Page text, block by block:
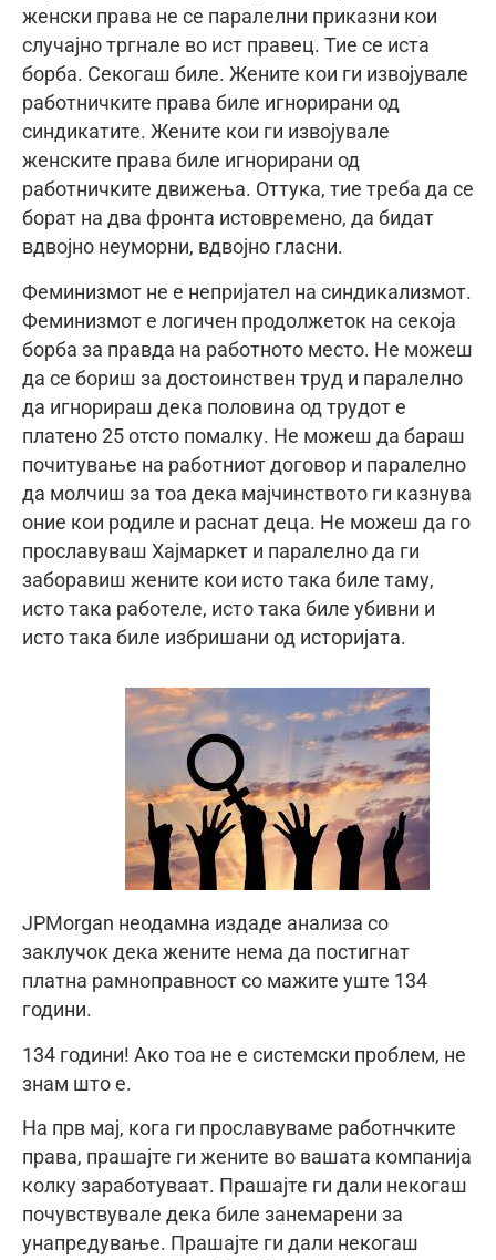
женски права не се паралелни приказни кои
случајно тргнале во ист правец. Тие се иста
борба. Секогаш биле. Жените кои ги извојувале
работничките права биле игнорирани од
синдикатите. Жените кои ги извојувале
женските права биле игнорирани од
работничките движења. Оттука, тие треба да се
борат на два фронта истовремено, да бидат
вдвојно неуморни, вдвојно гласни.
Феминизмот не е непријател на синдикализмот.
Феминизмот е логичен продолжеток на секоја
борба за правда на работното место. Не можеш
да се бориш за достоинствен труд и паралелно
да игнорираш дека половина од трудот е
платено 25 отсто помалку. Не можеш да бараш
почитување на работниот договор и паралелно
да молчиш за тоа дека мајчинството ги казнува
оние кои родиле и раснат деца. Не можеш да го
прославуваш Хајмаркет и паралелно да ги
заборавиш жените кои исто така биле таму,
исто така работеле, исто така биле убивни и
исто така биле избришани од историјата.
JPMorgan неодамна издаде анализа со
заклучок дека жените нема да постигнат
платна рамноправност со мажите уште 134
години.
134 години! Ако тоа не е системски проблем, не
знам што е.
На прв мај, кога ги прославуваме работнчките
права, прашајте ги жените во вашата компанија
колку заработуваат. Прашајте ги дали некогаш
почувствувале дека биле занемарени за
унапредување. Прашајте ги дали некогаш